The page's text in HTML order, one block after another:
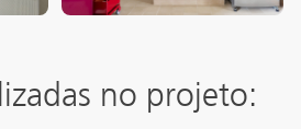
no projeto: